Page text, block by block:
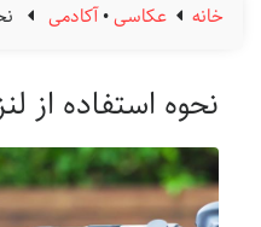
خانه عکاسی•آکادمی
نحوه استفاده از